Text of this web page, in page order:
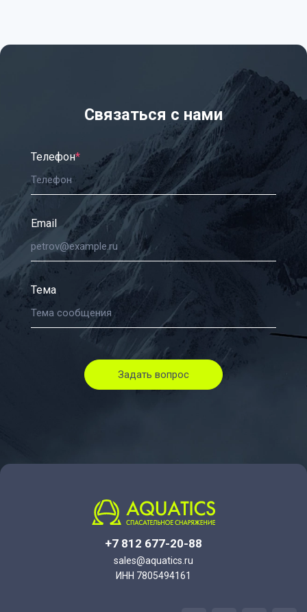
Связаться с нами
Телефон*
Email
Тема
Задать вопрос
+7 812 677-20-88
sales@aquatics.ru
ИНН 7805494161